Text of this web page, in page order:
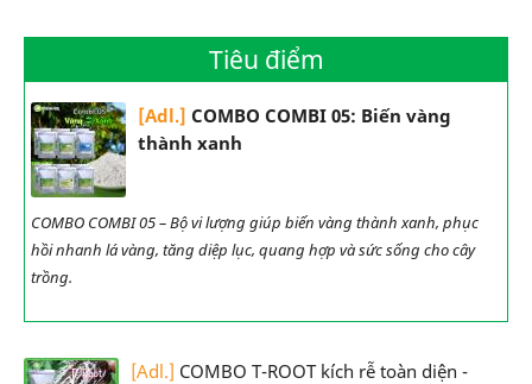
Tiêu điểm
[Adl.] COMBO COMBI 05: Biến vàng
thành xanh
COMBO COMBI 05 – Bộ vi lượng giúp biến vàng thành xanh, phục
hồi nhanh lá vàng, tăng diệp lục, quang hợp và sức sống cho cây
trồng.
[Adl.] COMBO T-ROOT kích rễ toàn diện -